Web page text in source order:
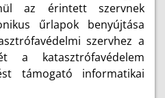
az érintett szervnek
űrlapok benyújtása
szervhez a
a katasztrófavédelem
támogató informatikai